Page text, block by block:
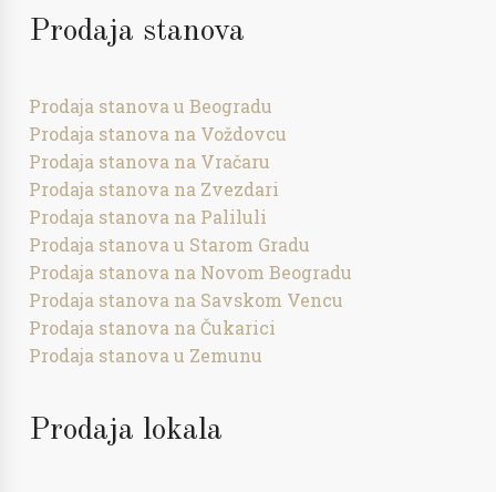
Prodaja stanova
Prodaja stanova u Beogradu
Prodaja stanova na Voždovcu
Prodaja stanova na Vračaru
Prodaja stanova na Zvezdari
Prodaja stanova na Paliluli
Prodaja stanova u Starom Gradu
Prodaja stanova na Novom Beogradu
Prodaja stanova na Savskom Vencu
Prodaja stanova na Čukarici
Prodaja stanova u Zemunu
Prodaja lokala